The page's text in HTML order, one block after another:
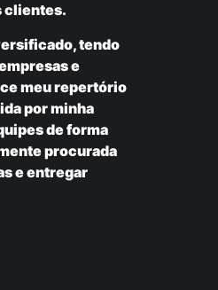
clientes.
tendo
e
meu repertório
por minha
de forma
procurada
e entregar